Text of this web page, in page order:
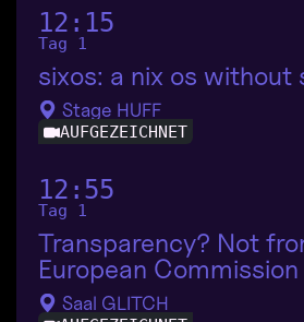
12:15
Tag 1
sixos: a nix os without
Stage HUFF
AUFGEZEICHNET
12:55
Tag 1
Transparency? Not
European Commission
Saal GLITCH